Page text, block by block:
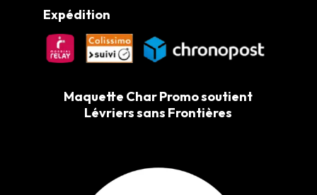
Expédition
Maquette Char Promo soutient
Lévriers sans Frontières